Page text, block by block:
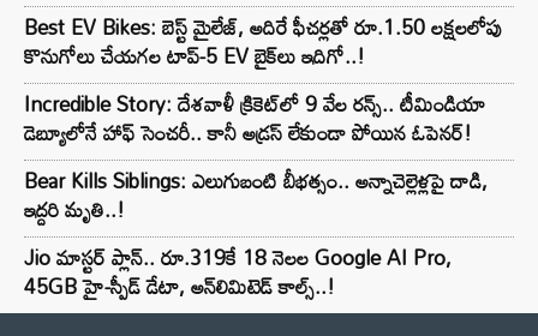
Best EV Bikes: బెస్ట్ మైలేజ్, అదిరే ఫీచర్లతో రూ.1.50 లక్షలలోపు
కొనుగోలు చేయగల టాప్-5 EV బైక్‌లు ఇదిగో..!
Incredible Story: దేశవాళీ క్రికెట్‌లో 9 వేల రన్స్.. టీమిండియా
డెబ్యూలోనే హాఫ్ సెంచరీ.. కానీ అడ్రస్ లేకుండా పోయిన ఓపెనర్!
Bear Kills Siblings: ఎలుగుబంటి బీభత్సం.. అన్నాచెల్లెళ్లపై దాడి,
ఇద్దరి మృతి..!
Jio మాస్టర్ ప్లాన్.. రూ.319కే 18 నెలల Google AI Pro,
45GB హై-స్పీడ్ డేటా, అన్⁭లిమిటెడ్ కాల్స్..!